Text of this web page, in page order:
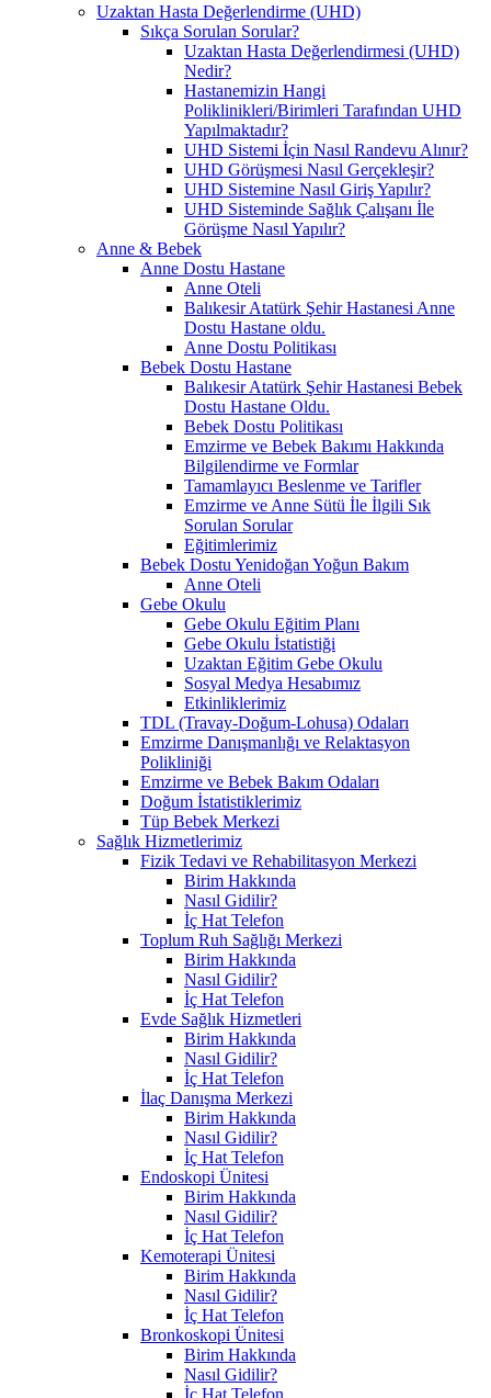
Uzaktan Hasta Değerlendirme (UHD)
Sıkça Sorulan Sorular?
Uzaktan Hasta Değerlendirmesi (UHD)
Nedir?
Hastanemizin Hangi
Poliklinikleri/Birimleri Tarafından UHD
Yapılmaktadır?
UHD Sistemi İçin Nasıl Randevu Alınır?
UHD Görüşmesi Nasıl Gerçekleşir?
UHD Sistemine Nasıl Giriş Yapılır?
UHD Sisteminde Sağlık Çalışanı İle
Görüşme Nasıl Yapılır?
Anne & Bebek
Anne Dostu Hastane
Anne Oteli
Balıkesir Atatürk Şehir Hastanesi Anne
Dostu Hastane oldu.
Anne Dostu Politikası
Bebek Dostu Hastane
Balıkesir Atatürk Şehir Hastanesi Bebek
Dostu Hastane Oldu.
Bebek Dostu Politikası
Emzirme ve Bebek Bakımı Hakkında
Bilgilendirme ve Formlar
Tamamlayıcı Beslenme ve Tarifler
Emzirme ve Anne Sütü İle İlgili Sık
Sorulan Sorular
Eğitimlerimiz
Bebek Dostu Yenidoğan Yoğun Bakım
Anne Oteli
Gebe Okulu
Gebe Okulu Eğitim Planı
Gebe Okulu İstatistiği
Uzaktan Eğitim Gebe Okulu
Sosyal Medya Hesabımız
Etkinliklerimiz
TDL (Travay-Doğum-Lohusa) Odaları
Emzirme Danışmanlığı ve Relaktasyon
Polikliniği
Emzirme ve Bebek Bakım Odaları
Doğum İstatistiklerimiz
Tüp Bebek Merkezi
Sağlık Hizmetlerimiz
Fizik Tedavi ve Rehabilitasyon Merkezi
Birim Hakkında
Nasıl Gidilir?
İç Hat Telefon
Toplum Ruh Sağlığı Merkezi
Birim Hakkında
Nasıl Gidilir?
İç Hat Telefon
Evde Sağlık Hizmetleri
Birim Hakkında
Nasıl Gidilir?
İç Hat Telefon
İlaç Danışma Merkezi
Birim Hakkında
Nasıl Gidilir?
İç Hat Telefon
Endoskopi Ünitesi
Birim Hakkında
Nasıl Gidilir?
İç Hat Telefon
Kemoterapi Ünitesi
Birim Hakkında
Nasıl Gidilir?
İç Hat Telefon
Bronkoskopi Ünitesi
Birim Hakkında
Nasıl Gidilir?
İç Hat Telefon